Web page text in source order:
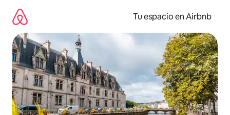
contenido
Tu espacio en Airbnb